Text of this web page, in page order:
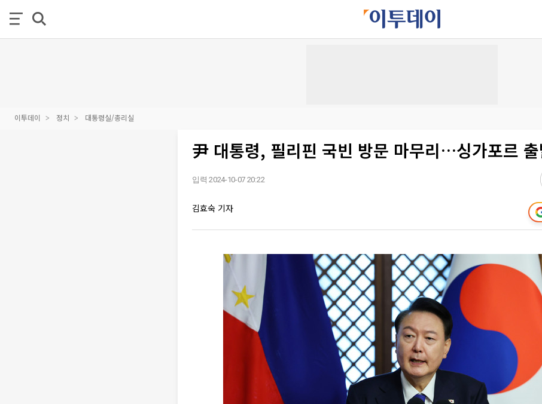
이투데이 정치 대통령실/총리실
尹 대통령, 필리핀 국빈 방문 마무리…싱가포르
입력 2024-10-07 20:22
김효숙 기자